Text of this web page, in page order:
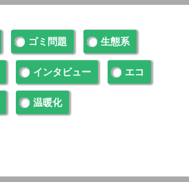
ゴミ問題 生態系
インタビュー エコ
温暖化